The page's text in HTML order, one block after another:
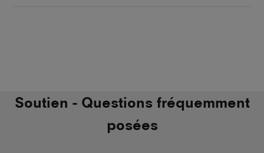
Soutien - Questions fréquemment
posées